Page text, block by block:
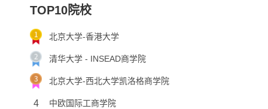
TOP10院校
北京大学-香港大学
清华大学 - INSEAD商学院
北京大学-西北大学凯洛格商学院
4 中欧国际工商学院